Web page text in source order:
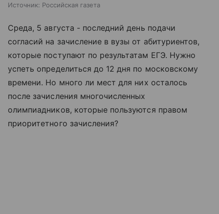
Источник: Российская газета
Среда, 5 августа - последний день подачи
согласий на зачисление в вузы от абитуриентов,
которые поступают по результатам ЕГЭ. Нужно
успеть определиться до 12 дня по московскому
времени. Но много ли мест для них осталось
после зачисления многочисленных
олимпиадников, которые пользуются правом
приоритетного зачисления?